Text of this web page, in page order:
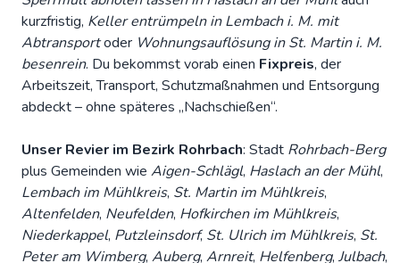
kurzfristig, Keller entrümpeln in Lembach i. M. mit
Abtransportoder Wohnungsauflösung in St. Martin i. M.
besenrein. Du bekommst vorab einen Fixpreis, der
Arbeitszeit, Transport, Schutzmaßnahmen und Entsorgung
abdeckt – ohne späteres „Nachschießen“.
Unser Revier im Bezirk Rohrbach: Stadt Rohrbach-Berg
plus Gemeinden wie Aigen-Schlägl, Haslach an der Mühl,
Lembach im Mühlkreis, St. Martin im Mühlkreis,
Altenfelden, Neufelden, Hofkirchen im Mühlkreis,
Niederkappel, Putzleinsdorf,St. Ulrich im Mühlkreis, St.
Peter am Wimberg, Auberg, Arnreit, Helfenberg, Julbach,